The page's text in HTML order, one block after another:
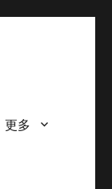
更多